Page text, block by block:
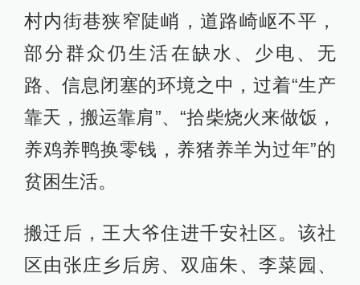
村内街巷狭窄陡峭，道路崎岖不平，
部分群众仍生活在缺水、少电、无
路、信息闭塞的环境之中，过着“生产
靠天，搬运靠肩”、“拾柴烧火来做饭，
养鸡养鸭换零钱，养猪养羊为过年”的
贫困生活。
搬迁后，王大爷住进千安社区。该社
区由张庄乡后房、双庙朱、李菜园、